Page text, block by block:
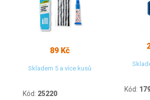
89 Kč
Skladem 5 a více kusů
Kód: 25220
Kód: